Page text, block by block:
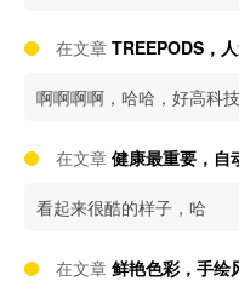
在文章 TREEPODS，
啊啊啊啊，哈哈，好高科
在文章 健康最重要，自
看起来很酷的样子，哈
在文章 鲜艳色彩，手绘